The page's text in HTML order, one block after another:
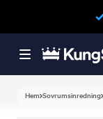
Hem Sovrumsinredning